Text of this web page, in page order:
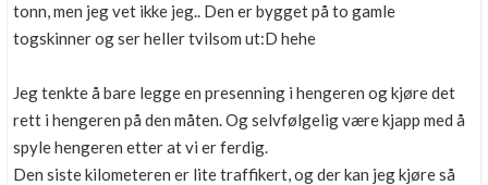
Se din bolig? Klikk her
Boligmappa+
Få mer ut av Boligmappa
tonn, men jeg vet ikke jeg.. Den er bygget på to gamle
togskinner og ser heller tvilsom ut:D hehe
Jeg tenkte å bare legge en presenning i hengeren og kjøre det
rett i hengeren på den måten. Og selvfølgelig være kjapp med å
spyle hengeren etter at vi er ferdig.
Den siste kilometeren er lite traffikert, og der kan jeg kjøre så